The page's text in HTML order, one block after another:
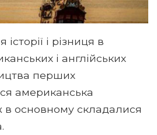
і різниця в
і англійських
перших
американська
в основному складалися